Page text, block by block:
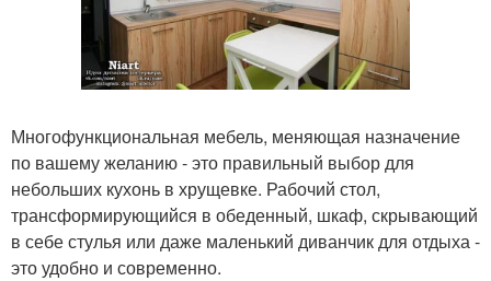
Многофункциональная мебель, меняющая назначение
по вашему желанию - это правильный выбор для
небольших кухонь в хрущевке. Рабочий стол,
трансформирующийся в обеденный, шкаф, скрывающий
в себе стулья или даже маленький диванчик для отдыха -
это удобно и современно.